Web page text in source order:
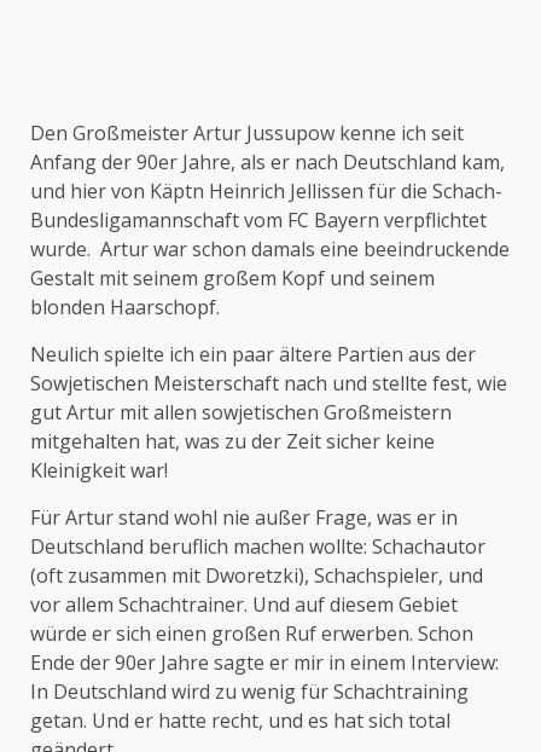
Den Großmeister Artur Jussupow kenne ich seit
Anfang der 90er Jahre, als er nach Deutschland kam,
und hier von Käptn Heinrich Jellissen für die Schach-
Bundesligamannschaft vom FC Bayern verpflichtet
wurde. Artur war schon damals eine beeindruckende
Gestalt mit seinem großem Kopf und seinem
blonden Haarschopf.
Neulich spielte ich ein paar ältere Partien aus der
Sowjetischen Meisterschaft nach und stellte fest, wie
gut Artur mit allen sowjetischen Großmeistern
mitgehalten hat, was zu der Zeit sicher keine
Kleinigkeit war!
Für Artur stand wohl nie außer Frage, was er in
Deutschland beruflich machen wollte: Schachautor
(oft zusammen mit Dworetzki), Schachspieler, und
vor allem Schachtrainer. Und auf diesem Gebiet
würde er sich einen großen Ruf erwerben. Schon
Ende der 90er Jahre sagte er mir in einem Interview:
In Deutschland wird zu wenig für Schachtraining
getan. Und er hatte recht, und es hat sich total